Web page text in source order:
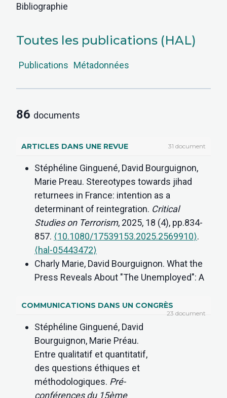
Bibliographie
Toutes les publications (HAL)
Publications Métadonnées
86 documents
ARTICLES DANS UNE REVUE 31 document
Stéphéline Ginguené, David Bourguignon,
Marie Preau. Stereotypes towards jihad
returnees in France: intention as a
determinant of reintegration. Critical
Studies on Terrorism, 2025, 18 (4), pp.834-
857. ⟨10.1080/17539153.2025.2569910⟩.
⟨hal-05443472⟩
Charly Marie, David Bourguignon. What the
Press Reveals About "The Unemployed": A
from French Written Newspapers from
European Journal of Social
Psychology, 2025, 55 (7), pp.1216-1231.
⟨10.31234/osf.io/86mev⟩.
Maud Derbaix, Alexandra Masciantonio,
Laurie Balbo, Aurély Lao, Sandra Camus, et
al.. Understanding Social Comparison
COMMUNICATIONS DANS UN CONGRÈS
23 document
Stéphéline Ginguené, David
Bourguignon, Marie Préau.
Entre qualitatif et quantitatif,
des questions éthiques et
méthodologiques. Pré-
conférences du 15ème